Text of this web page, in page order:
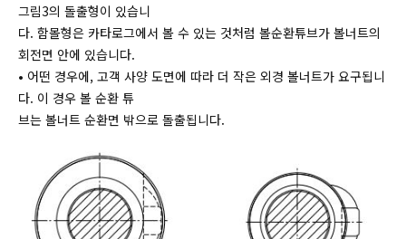
그림3의 돌출형이 있습니
다. 함몰형은 카타로그에서 볼 수 있는 것처럼 볼순환튜브가 볼너트의
회전면 안에 있습니다.
• 어떤 경우에, 고객 사양 도면에 따라 더 작은 외경 볼너트가 요구됩니
다. 이 경우 볼 순환 튜
브는 볼너트 순환면 밖으로 돌출됩니다.